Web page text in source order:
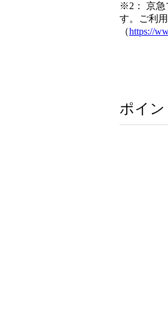
※2： 京急
す。ご利
（https://
ポイ